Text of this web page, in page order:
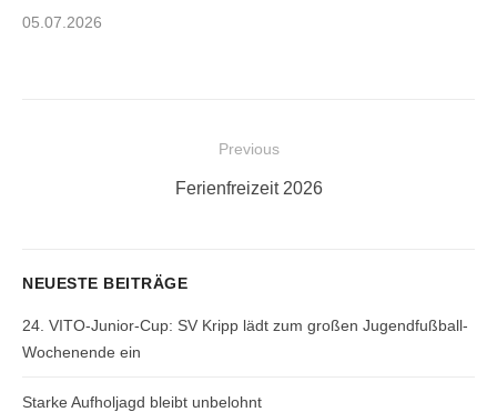
Posted
05.07.2026
Beitragsnavigation
Previous
Previous
Ferienfreizeit 2026
NEUESTE BEITRÄGE
24. VITO-Junior-Cup: SV Kripp lädt zum großen Jugendfußball-
Wochenende ein
Starke Aufholjagd bleibt unbelohnt